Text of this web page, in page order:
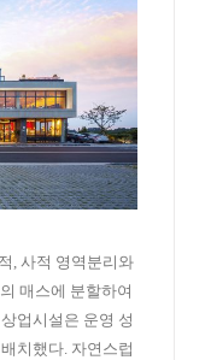
, 사적 영역분리와
매스에 분할하여
업시설은 운영 성
치했다. 자연스럽